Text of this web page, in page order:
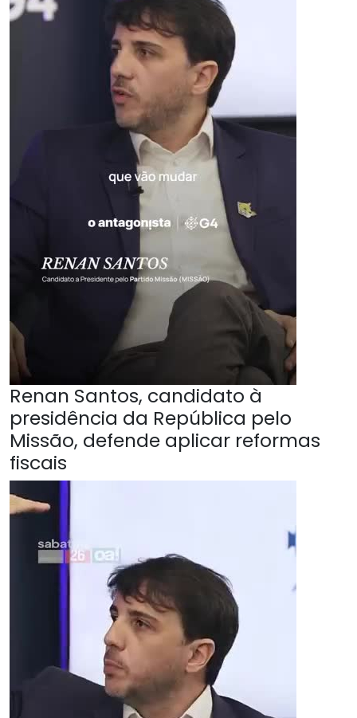
Renan Santos, candidato à
presidência da República pelo
Missão, defende aplicar reformas
fiscais